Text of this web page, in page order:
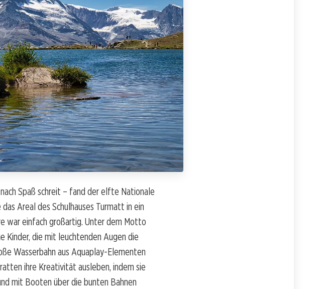
Spaß schreit – fand der elfte Nationale
Areal des Schulhauses Turmatt in ein
war einfach großartig. Unter dem Motto
Kinder, die mit leuchtenden Augen die
Wasserbahn aus Aquaplay-Elementen
ihre Kreativität ausleben, indem sie
mit Booten über die bunten Bahnen